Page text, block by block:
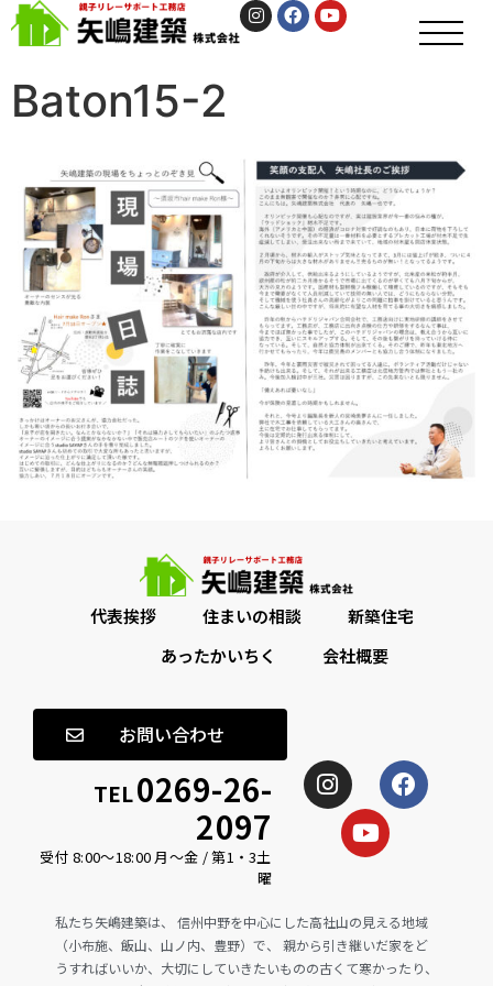
Baton15-2
代表挨拶 住まいの相談
新築住宅
あったかいちく
会社概要
お問い合わせ
TEL0269-26-
2097
受付 8:00〜18:00 月〜金 / 第1・3土
曜
私たち矢嶋建築は、 信州中野を中心にした高社山の見える地域
（小布施、飯山、山ノ内、豊野）で、 親から引き継いだ家をど
うすればいいか、大切にしていきたいものの古くて寒かったり、